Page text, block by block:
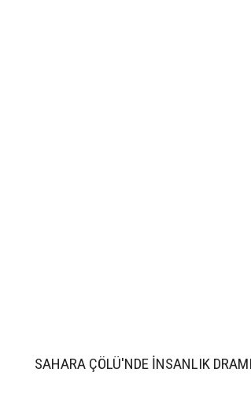
SAHARA ÇÖLÜ'NDE İNSANLIK DRAMI